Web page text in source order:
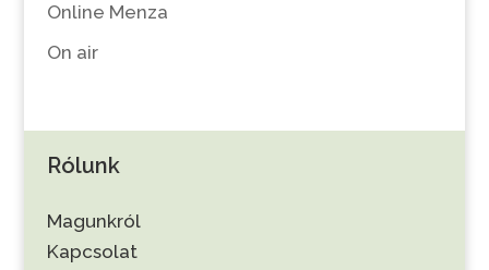
Online Menza
On air
Rólunk
Magunkról
Kapcsolat